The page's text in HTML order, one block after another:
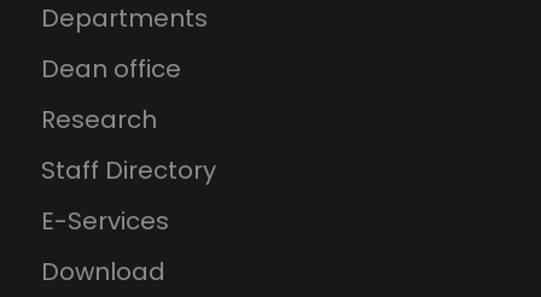
Departments
Dean office
Research
Staff Directory
E-Services
Download